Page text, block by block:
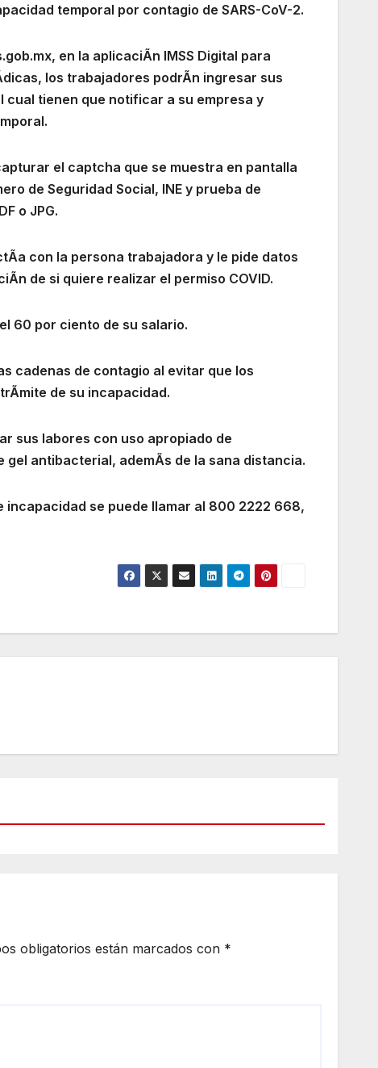
temporal por contagio de SARS-CoV-2.
en la aplicaciÃn IMSS Digital para
los trabajadores podrÃn ingresar sus
tienen que notificar a su empresa y
el captcha que se muestra en pantalla
de Seguridad Social, INE y prueba de
o JPG.
con la persona trabajadora y le pide datos
de si quiere realizar el permiso COVID.
60 por ciento de su salario.
cadenas de contagio al evitar que los
de su incapacidad.
sus labores con uso apropiado de
antibacterial, ademÃs de la sana distancia.
se puede llamar al 800 2222 668,
obligatorios están marcados con *